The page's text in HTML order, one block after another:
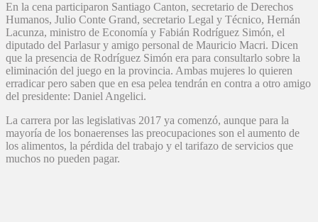
En la cena participaron Santiago Canton, secretario de Derechos
Humanos, Julio Conte Grand, secretario Legal y Técnico, Hernán
Lacunza, ministro de Economía y Fabián Rodríguez Simón, el
diputado del Parlasur y amigo personal de Mauricio Macri. Dicen
que la presencia de Rodríguez Simón era para consultarlo sobre la
eliminación del juego en la provincia. Ambas mujeres lo quieren
erradicar pero saben que en esa pelea tendrán en contra a otro amigo
del presidente: Daniel Angelici.
La carrera por las legislativas 2017 ya comenzó, aunque para la
mayoría de los bonaerenses las preocupaciones son el aumento de
los alimentos, la pérdida del trabajo y el tarifazo de servicios que
muchos no pueden pagar.